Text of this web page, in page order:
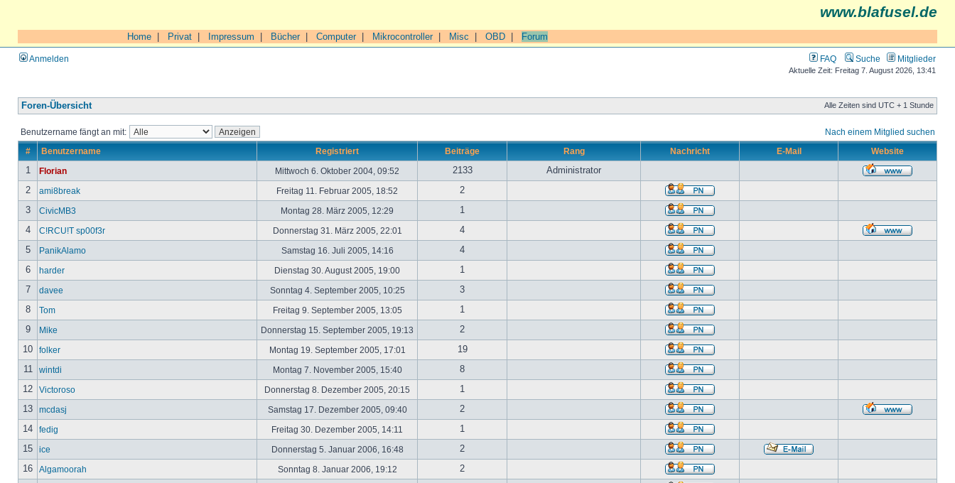
www.blafusel.de
Home Privat Impressum Bücher| Computer| Mikrocontroller| Misc OBD Forum
Anmelden FAQ Suche Mitglieder
Aktuelle Zeit: Freitag 7. August 2026, 13:41
Foren-Übersicht Alle Zeiten sind UTC + 1 Stunde
Benutzername fängt an mit: Nach einem Mitglied suchen
# Benutzername Registriert Beiträge Rang Nachricht E-Mail Website
1 Florian Mittwoch 6. Oktober 2004, 09:52 2133
Administrator
2
ami8break Freitag 11. Februar 2005, 18:52
2
3
CivicMB3 Montag 28. März 2005, 12:29
1
4
C!RCU!T sp00f3r Donnerstag 31. März 2005, 22:01
4
5
PanikAlamo Samstag 16. Juli 2005, 14:16
4
6
harder Dienstag 30. August 2005, 19:00
1
7
davee Sonntag 4. September 2005, 10:25
3
8
Tom Freitag 9. September 2005, 13:05
1
9
Mike Donnerstag 15. September 2005, 19:13
2
10
folker Montag 19. September 2005, 17:01
19
11
wintdi Montag 7. November 2005, 15:40
8
12
Victoroso Donnerstag 8. Dezember 2005, 20:15
1
13
mcdasj Samstag 17. Dezember 2005, 09:40
2
14
fedig Freitag 30. Dezember 2005, 14:11
1
15
ice Donnerstag 5. Januar 2006, 16:48
2
16
Algamoorah Sonntag 8. Januar 2006, 19:12
2